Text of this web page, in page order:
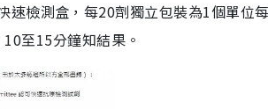
檢測盒，每20劑獨立包裝為1個單位
至15分鐘知結果。